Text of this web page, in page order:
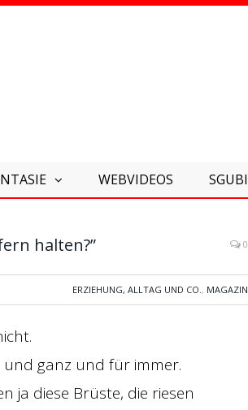
WEBVIDEOS SGUBI
halten?” 0
ERZIEHUNG, ALLTAG UND CO., MAGAZIN
ganz und für immer.
ja diese Brüste, die riesen